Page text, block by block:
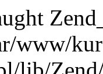
www/